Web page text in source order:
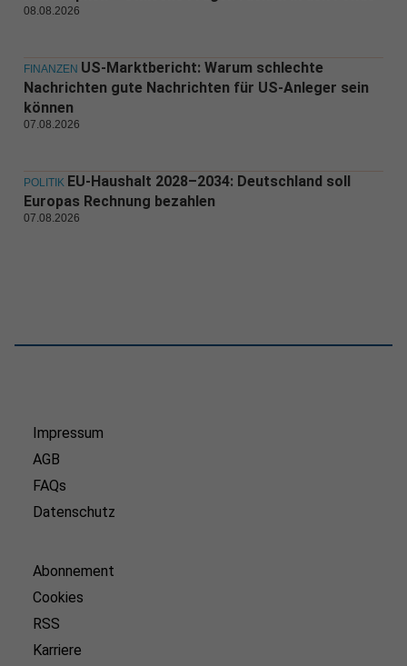
08.08.2026
FINANZEN US-Marktbericht: Warum schlechte
Nachrichten gute Nachrichten für US-Anleger sein
können
07.08.2026
POLITIK EU-Haushalt 2028–2034: Deutschland soll
Europas Rechnung bezahlen
07.08.2026
Impressum
AGB
FAQs
Datenschutz
Abonnement
Cookies
RSS
Karriere